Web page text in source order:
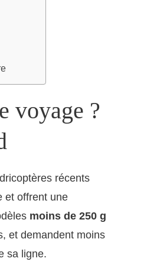
voyage ?
récents
et offrent une
moins de 250 g
et demandent moins
sa ligne.